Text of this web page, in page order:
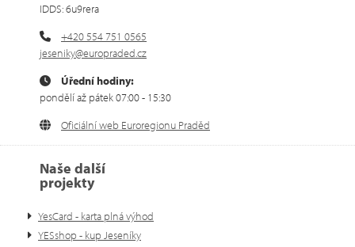
IDDS: 6u9rera
+420 554 751 0565
jeseniky@europraded.cz
Úřední hodiny:
pondělí až pátek 07:00 - 15:30
Oficiální web Euroregionu Praděd
Naše další
projekty
YesCard - karta plná výhod
YESshop - kup Jeseníky